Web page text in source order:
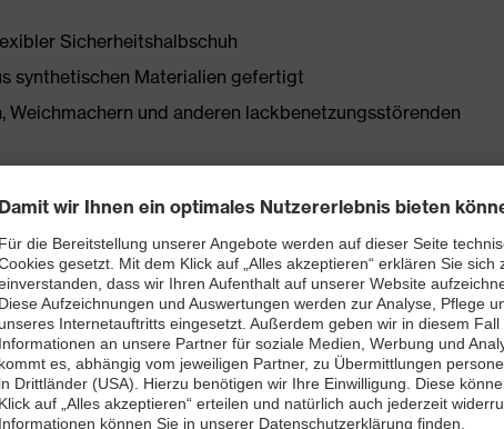
Sicherheitshalbschuh
synthetischen Materialien gefertigt
und anderen lackbenetzungsstörenden
Druckstellen
mit Feuchtigkeitstransportsystem und